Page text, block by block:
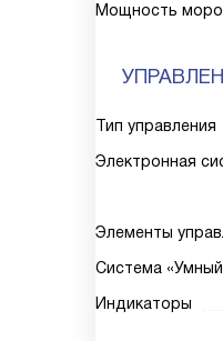
Мощность
Тип управления
Электронная
Элементы
Система
Индикаторы